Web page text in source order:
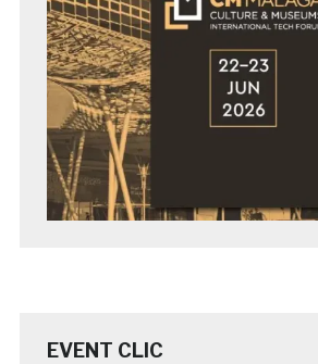
EVENT CLIC